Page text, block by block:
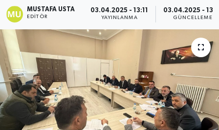
MUSTAFA USTA
EDITÖR
03.04.2025 - 13:11
YAYINLANMA
03.04.2025 -
GÜNCELLEME